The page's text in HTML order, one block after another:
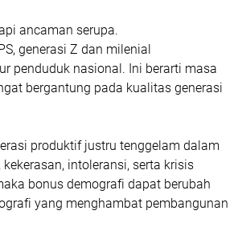
ancaman serupa.
generasi Z dan milenial
penduduk nasional. Ini berarti masa
bergantung pada kualitas generasi
produktif justru tenggelam dalam
intoleransi, serta krisis
bonus demografi dapat berubah
yang menghambat pembangunan